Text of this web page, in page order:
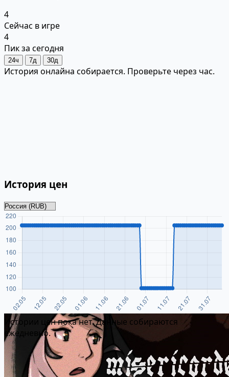
4
Сейчас в игре
4
Пик за сегодня
24ч 7д 30д
История онлайна собирается. Проверьте через час.
История цен
Истории цен пока нет. Данные собираются
ежедневно.